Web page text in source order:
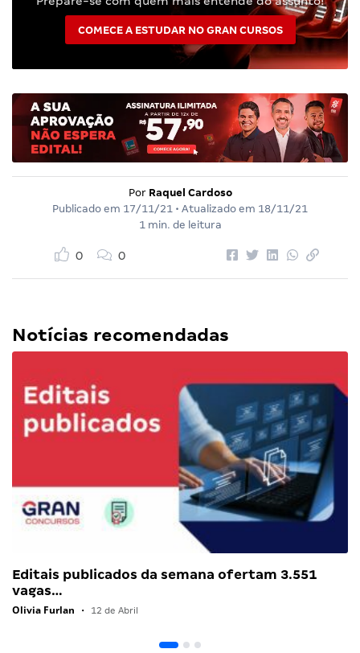
COMECE A ESTUDAR NO GRAN CURSOS
Por Raquel Cardoso
Publicado em 17/11/21 • Atualizado em 18/11/21
1 min. de leitura
0 0
Notícias recomendadas
Editais publicados da semana ofertam 3.551
vagas…
Olivia Furlan • 12 de Abril